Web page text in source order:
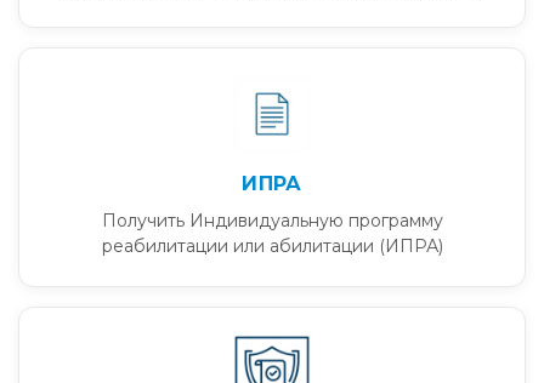
ИПРА
Получить Индивидуальную программу
реабилитации или абилитации (ИПРА)